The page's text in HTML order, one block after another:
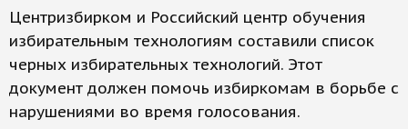
Центризбирком и Российский центр обучения
избирательным технологиям составили список
черных избирательных технологий. Этот
документ должен помочь избиркомам в борьбе с
нарушениями во время голосования.